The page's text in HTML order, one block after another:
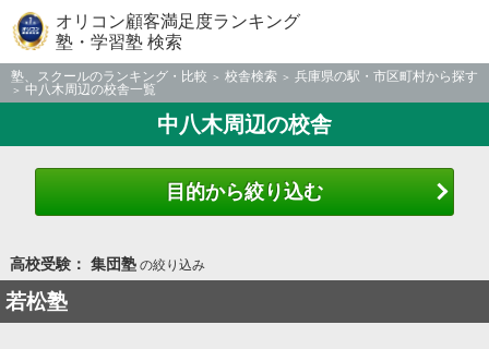
オリコン顧客満足度ランキング
塾・学習塾 検索
塾、スクールのランキング・比較 校舎検索
兵庫県の駅・市区町村から探す
中八木周辺の校舎一覧
中八木周辺の校舎
目的から絞り込む
高校受験： 集団塾の絞り込み
若松塾